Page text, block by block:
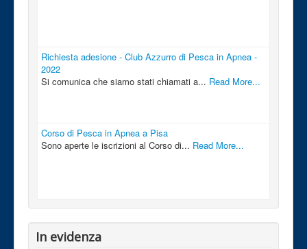
Richiesta adesione - Club Azzurro di Pesca in Apnea -
2022
Si comunica che siamo stati chiamati a... Read More...
Corso di Pesca in Apnea a Pisa
Sono aperte le iscrizioni al Corso di... Read More...
In evidenza